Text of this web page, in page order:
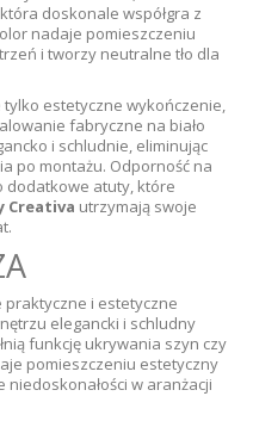
doskonale współgra z
nadaje pomieszczeniu
i tworzy neutralne tło dla
tylko estetyczne wykończenie,
fabryczne na biało
i schludnie, eliminując
po montażu. Odporność na
dodatkowe atuty, które
Creativa utrzymają swoje
praktyczne i estetyczne
elegancki i schludny
funkcję ukrywania szyn czy
pomieszczeniu estetyczny
w aranżacji